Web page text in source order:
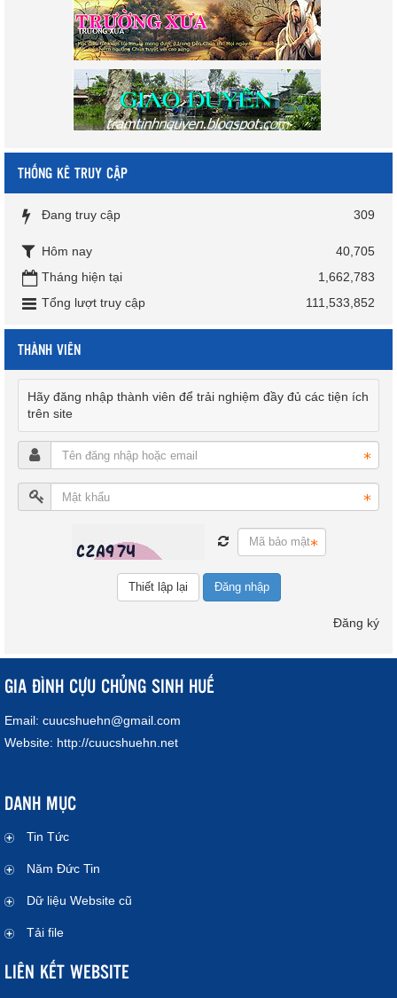
THỐNG KÊ TRUY CẬP
Đang truy cập 309
Hôm nay
40,705
Tháng hiện tại
1,662,783
Tổng lượt truy cập
111,533,852
THÀNH VIÊN
Hãy đăng nhập thành viên để trải nghiệm đầy đủ các tiện ích
trên site
Đăng nhập
Đăng ký
GIA ĐÌNH CỰU CHỦNG SINH HUẾ
Email: cuucshuehn@gmail.com
Website: http://cuucshuehn.net
DANH MỤC
Tin Tức
Năm Đức Tin
Dữ liệu Website cũ
Tải file
LIÊN KẾT WEBSITE